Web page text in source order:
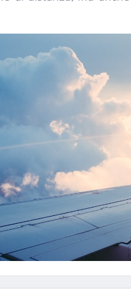
Dalle valutazioni estreme
correzione. Cosa sta
repricing degli asset?
mostrando segni di
verso le (…)